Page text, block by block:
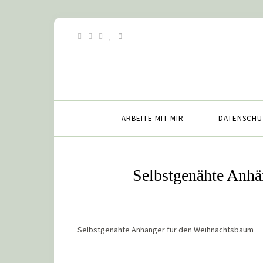
ARBEITE MIT MIR
Selbstgenähte
Selbstgenähte Anhänger für den Weihnachtsbaum